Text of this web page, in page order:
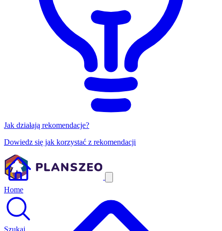
Jak działają rekomendacje?
Dowiedz się jak korzystać z rekomendacji
Home
Szukaj